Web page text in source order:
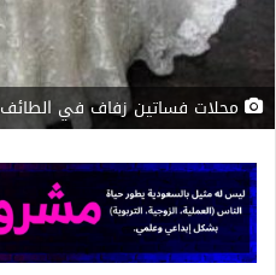
محلات فساتين زفاف في الطائف